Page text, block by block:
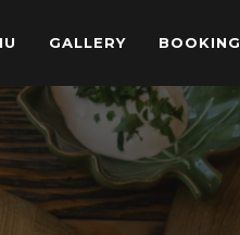
GALLERY BOOKING